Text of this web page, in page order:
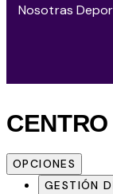
Nosotras
OPCIONES
GESTIÓN